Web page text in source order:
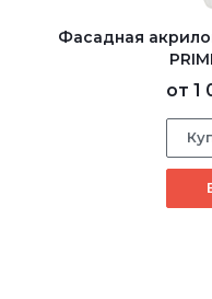
Фасадная
от 1